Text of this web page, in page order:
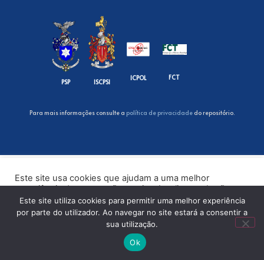
PSP ISCPSI
ICPOL FCT
Para mais informações consulte a política de privacidadedo repositório.
Este site usa cookies que ajudam a uma melhor
experiência de navegação no site. Ao clicar no botão
“Aceitar” ou continuar a visualizar o nosso site, você
concorda com o uso de cookies no nosso site.
Este site utiliza cookies para permitir uma melhor experiência
por parte do utilizador. Ao navegar no site estará a consentir a
sua utilização.
Ok